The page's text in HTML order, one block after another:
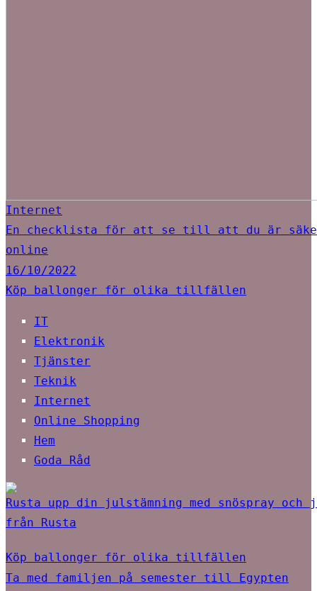
Internet
En checklista för att se till att du är
online
16/10/2022
Köp ballonger för olika tillfällen
IT
Elektronik
Tjänster
Teknik
Internet
Online Shopping
Hem
Goda Råd
Rusta upp din julstämning med snöspray och
från Rusta
Köp ballonger för olika tillfällen
Ta med familjen på semester till Egypten